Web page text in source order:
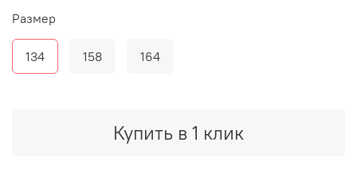
Купить в 1 клик
Размер
134 158 164